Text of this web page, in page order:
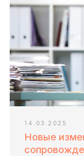
14.03.2025
Новые
это бесплатно.
Получить
Задать вопрос
Если
консультацию